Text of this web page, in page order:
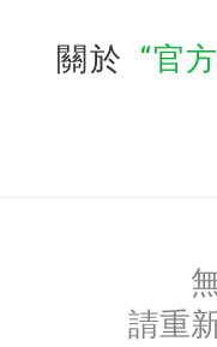
關於 官
請重